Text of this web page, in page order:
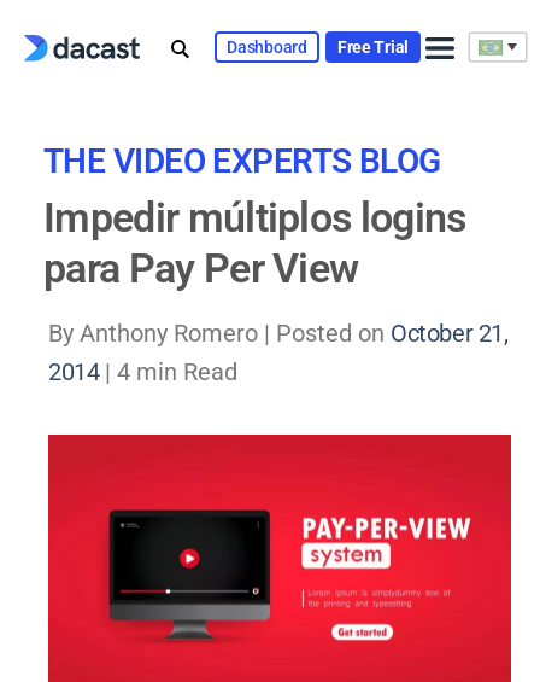
Dashboard Free Trial
THE VIDEO EXPERTS BLOG
Impedir múltiplos logins
para Pay Per View
By Anthony Romero |Posted onOctober
21, 2014| 4 min Read